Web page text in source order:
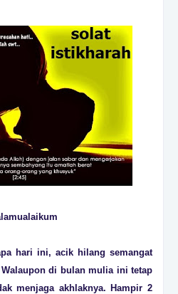
hari ini, acik hilang semangat
di bulan mulia ini tetap
menjaga akhlaknya. Hampir 2